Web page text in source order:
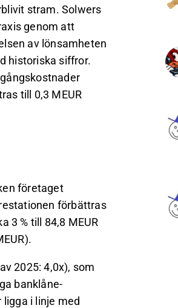
stram. Solwers
genom att
av lönsamheten
historiska siffror.
till 0,3 MEUR
företaget
förbättras
3 % till 84,8 MEUR
2025: 4,0x), som
banklåne-
i linje med